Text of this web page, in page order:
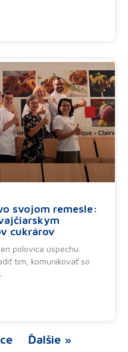
svojom remesle:
cukrárov
polovica úspechu.
tím, komunikovať so
Ďalšie »